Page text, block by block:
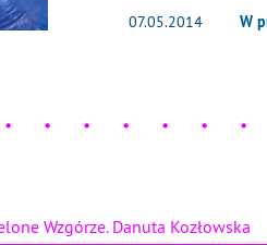
07.05.2014 W
Wzgórze. Danuta Kozłowska